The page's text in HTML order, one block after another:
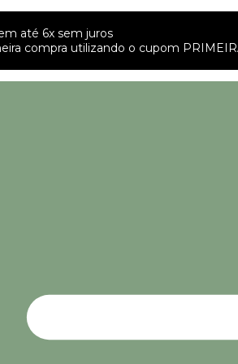
até 6x sem juros
compra utilizando o cupom